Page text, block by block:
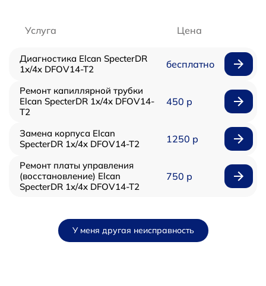
Услуга Цена
Диагностика Elcan SpecterDR
1x/4x DFOV14-T2
бесплатно
Ремонт капиллярной трубки
Elcan SpecterDR 1x/4x DFOV14-
T2
450 р
Замена корпуса Elcan
SpecterDR 1x/4x DFOV14-T2
1250 р
Ремонт платы управления
(восстановление) Elcan
SpecterDR 1x/4x DFOV14-T2
750 р
У меня другая неисправность